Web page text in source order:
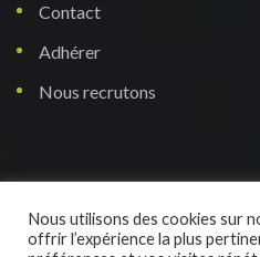
Contact
Adhérer
Nous recrutons
© 2022 ITS Fusion
Nous utilisons des cookies sur
offrir l’expérience la plus